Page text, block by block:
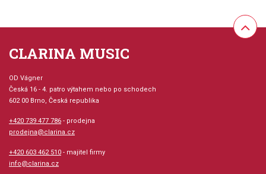
CLARINA MUSIC
OD Vágner
Česká 16 - 4. patro výtahem nebo po schodech
602 00 Brno, Česká republika
+420 739 477 786 - prodejna
prodejna@clarina.cz
+420 603 462 510 - majitel firmy
info@clarina.cz